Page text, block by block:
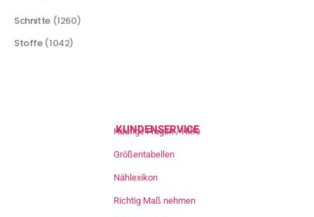
Schnitte (1260)
Stoffe (1042)
KUNDENSERVICE
Häufige Fragen / Hilfe
Größentabellen
Nählexikon
Richtig Maß nehmen